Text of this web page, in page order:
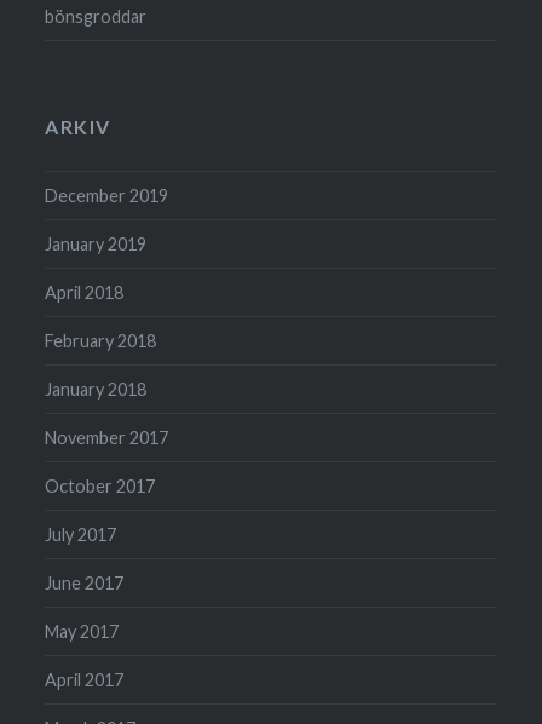
böns­groddar
ARKIV
December 2019
January 2019
April 2018
February 2018
January 2018
November 2017
October 2017
July 2017
June 2017
May 2017
April 2017